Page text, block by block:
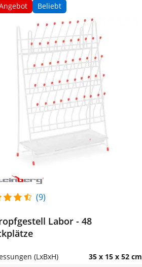
Beliebt
(9)
Labor - 48
(LxBxH) 35 x 15 x 52 cm